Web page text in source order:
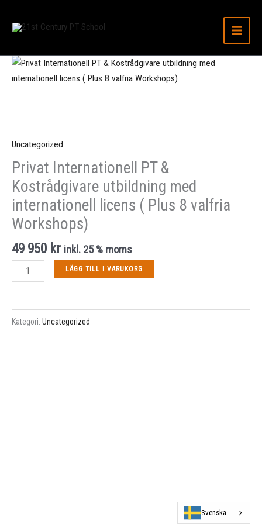
Uncategorized
Privat Internationell PT &
Kostrådgivare utbildning med
internationell licens ( Plus 8 valfria
Workshops)
49 950 kr inkl. 25 % moms
Privat
Internationell
utbildning
internationell
licens
(
8
valfria
Workshops)
mängd
LÄGG TILL I VARUKORG
Kategori: Uncategorized
Svenska